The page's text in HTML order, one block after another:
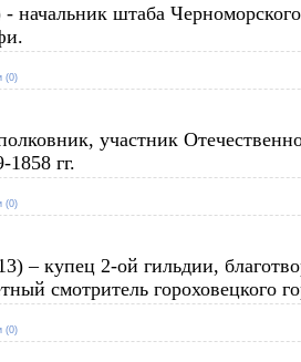
начальник штаба
(0)
участник
1858 гг.
(0)
– купец 2-ой гильдии,
смотритель гороховецкого
(0)